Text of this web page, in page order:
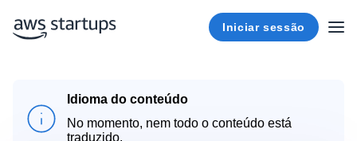
Iniciar sessão
Idioma do conteúdo
No momento, nem todo o conteúdo está
traduzido.